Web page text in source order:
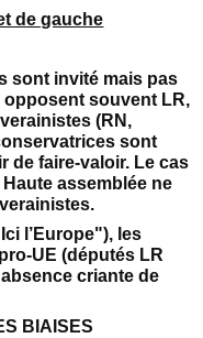
de gauche
sont invité mais pas
opposent souvent LR,
(RN,
sont
de faire-valoir. Le cas
assemblée ne
l’Europe"), les
UE (députés LR
criante de
BIAISES